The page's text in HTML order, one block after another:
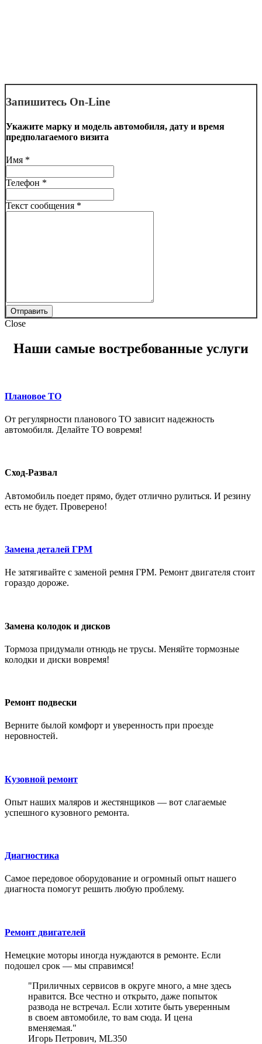
Запишитесь On-Line
Укажите марку и модель автомобиля, дату и время
предполагаемого визита
Имя *
Телефон *
Текст сообщения *
Отправить
Close
Наши самые востребованные услуги
Плановое ТО
От регулярности планового ТО зависит надежность
автомобиля. Делайте ТО вовремя!
Сход-Развал
Автомобиль поедет прямо, будет отлично рулиться. И резину
есть не будет. Проверено!
Замена деталей ГРМ
Не затягивайте с заменой ремня ГРМ. Ремонт двигателя стоит
гораздо дороже.
Замена колодок и дисков
Тормоза придумали отнюдь не трусы. Меняйте тормозные
колодки и диски вовремя!
Ремонт подвески
Верните былой комфорт и уверенность при проезде
неровностей.
Кузовной ремонт
Опыт наших маляров и жестянщиков — вот слагаемые
успешного кузовного ремонта.
Диагностика
Самое передовое оборудование и огромный опыт нашего
диагноста помогут решить любую проблему.
Ремонт двигателей
Немецкие моторы иногда нуждаются в ремонте. Если
подошел срок — мы справимся!
Приличных сервисов в округе много, а мне здесь
нравится. Все честно и открыто, даже попыток
развода не встречал. Если хотите быть уверенным
в своем автомобиле, то вам сюда. И цена
вменяемая.
Игорь Петрович, ML350